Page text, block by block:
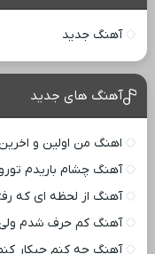
آهنگ جدید
آهنگ های جدید
اهنگ من اولین و اخرین
آهنگ چشام باریدم
آهنگ از لحظه ای که
آهنگ کم حرف شدم
آهنگ چه کنم چیکار